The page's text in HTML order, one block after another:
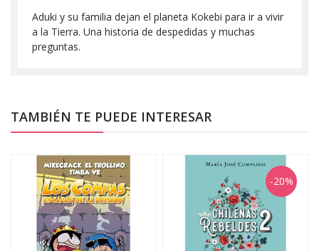
Aduki y su familia dejan el planeta Kokebi para ir a vivir
a la Tierra. Una historia de despedidas y muchas
preguntas.
TAMBIÉN TE PUEDE INTERESAR
-20%